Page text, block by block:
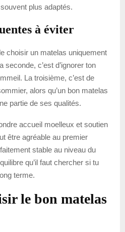
plus adaptés.
à éviter
choisir un matelas uniquement
c’est d’ignorer ton
La troisième, c’est de
alors qu’un bon matelas
partie de ses qualités.
accueil moelleux et soutien
être agréable au premier
stable au niveau du
qu’il faut chercher si tu
terme.
le bon matelas